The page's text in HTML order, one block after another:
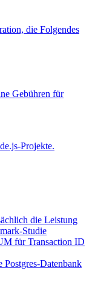
die Folgendes
Gebühren für
Projekte.
die Leistung
Studie
für Transaction ID
Datenbank